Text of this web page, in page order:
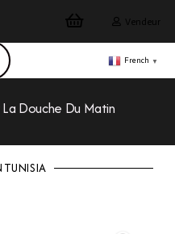
Vendeur
French ▼
La Douche Du Matin
TUNISIA